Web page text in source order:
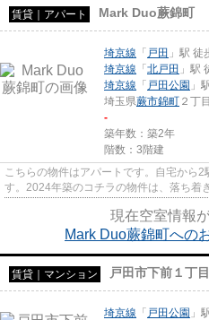
賃貸｜アパート Mark Duo蕨錦町
埼京線 「 戸田 」駅 徒
埼京線 「 北戸田 」駅
埼京線 「 戸田公園 」
埼玉県蕨市錦町 ２丁目
-
築年数：築2年
階数：3階建
こちらの物件はアパートです。自宅から
す。2024年築のコチラの物件は、落ち着
現在空室情報
Mark Duo蕨錦町への
賃貸｜マンション 戸田市下前１丁
埼京線 「 戸田公園 」